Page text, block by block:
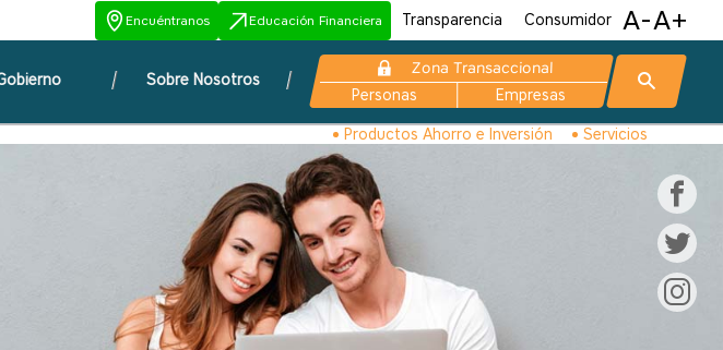
Encuéntranos Educación Financiera Transparencia Consumidor A-A+
Sobre Nosotros
Zona Transaccional
Personas
Empresas
Productos Ahorro e Inversión Servicios